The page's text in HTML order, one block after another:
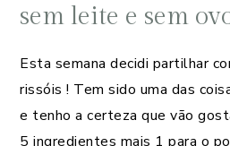
sem leite e sem
Esta semana decidi partilhar
rissóis ! Tem sido uma das
e tenho a certeza que vão
5 ingredientes mais 1 para o